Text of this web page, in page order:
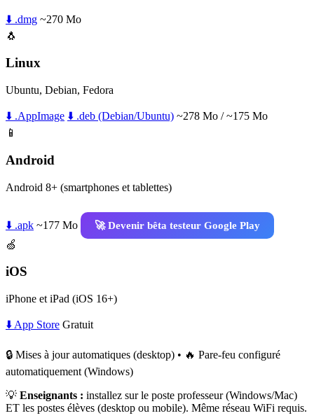
⬇️ .dmg ~270 Mo
🐧
Linux
Ubuntu, Debian, Fedora
⬇️ .AppImage ⬇️ .deb (Debian/Ubuntu) ~278 Mo / ~175 Mo
📱
Android
Android 8+ (smartphones et tablettes)
⬇️ .apk ~177 Mo
🚀 Devenir bêta testeur Google Play
🍏
iOS
iPhone et iPad (iOS 16+)
⬇️ App Store Gratuit
🔒 Mises à jour automatiques (desktop) • 🔥 Pare-feu configuré
automatiquement (Windows)
💡 Enseignants : installez sur le poste professeur (Windows/Mac)
ET les postes élèves (desktop ou mobile). Même réseau WiFi requis.